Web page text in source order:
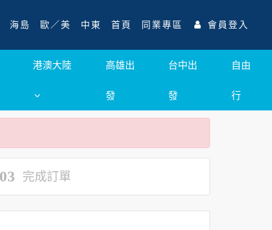
海島 歐／美 中東 首頁 同業專區 會員登入
港澳大陸 高雄出
發
台中出
發
自由
行
完成訂單